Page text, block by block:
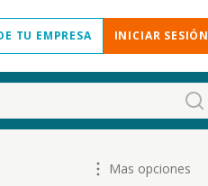
TU EMPRESA INICIAR SESIÓN
Mas opciones